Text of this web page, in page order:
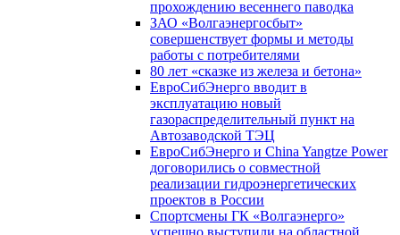
прохождению весеннего паводка
ЗАО «Волгаэнергосбыт»
совершенствует формы и методы
работы с потребителями
80 лет «сказке из железа и бетона»
ЕвроСибЭнерго вводит в
эксплуатацию новый
газораспределительный пункт на
Автозаводской ТЭЦ
ЕвроСибЭнерго и China Yangtze Power
договорились о совместной
реализации гидроэнергетических
проектов в России
Спортсмены ГК «Волгаэнерго»